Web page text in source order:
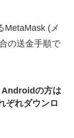
MetaMask (メ
の送金手順で
の方は
ぞれダウンロ